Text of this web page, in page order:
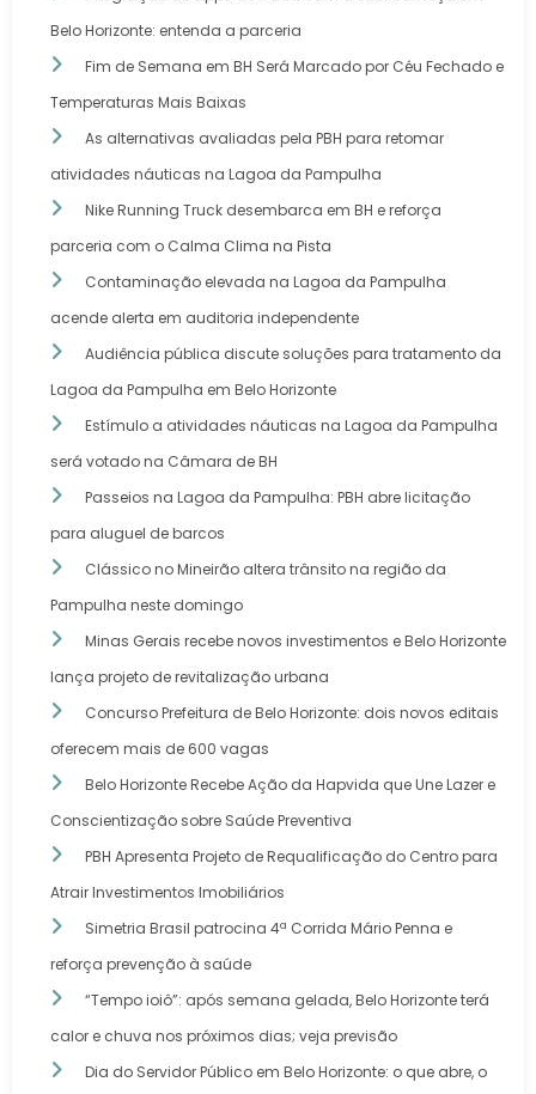
Belo Horizonte: entenda a parceria
Fim de Semana em BH Será Marcado por Céu Fechado e
Temperaturas Mais Baixas
As alternativas avaliadas pela PBH para retomar
atividades náuticas na Lagoa da Pampulha
Nike Running Truck desembarca em BH e reforça
parceria com o Calma Clima na Pista
Contaminação elevada na Lagoa da Pampulha
acende alerta em auditoria independente
Audiência pública discute soluções para tratamento da
Lagoa da Pampulha em Belo Horizonte
Estímulo a atividades náuticas na Lagoa da Pampulha
será votado na Câmara de BH
Passeios na Lagoa da Pampulha: PBH abre licitação
para aluguel de barcos
Clássico no Mineirão altera trânsito na região da
Pampulha neste domingo
Minas Gerais recebe novos investimentos e Belo Horizonte
lança projeto de revitalização urbana
Concurso Prefeitura de Belo Horizonte: dois novos editais
oferecem mais de 600 vagas
Belo Horizonte Recebe Ação da Hapvida que Une Lazer e
Conscientização sobre Saúde Preventiva
PBH Apresenta Projeto de Requalificação do Centro para
Atrair Investimentos Imobiliários
Simetria Brasil patrocina 4ª Corrida Mário Penna e
reforça prevenção à saúde
“Tempo ioiô”: após semana gelada, Belo Horizonte terá
calor e chuva nos próximos dias; veja previsão
Dia do Servidor Público em Belo Horizonte: o que abre, o